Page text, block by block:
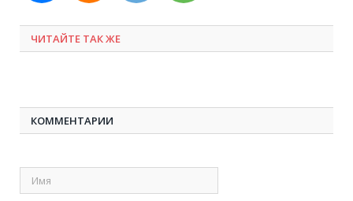
ЧИТАЙТЕ ТАК ЖЕ
КОММЕНТАРИИ